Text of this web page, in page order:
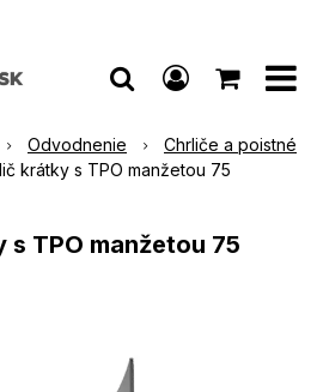
Odvodnenie
Chrliče a poistné
krátky s TPO manžetou 75
s TPO manžetou 75